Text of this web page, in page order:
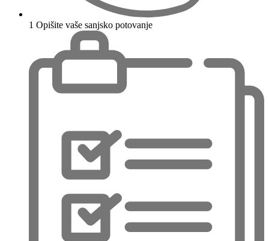
1 Opišite vaše sanjsko potovanje